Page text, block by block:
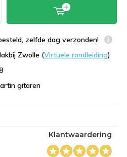
zelfde dag verzonden!
Zwolle (Virtuele rondleiding)
gitaren
Klantwaardering